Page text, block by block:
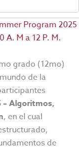
Program 2025
A. M a 12 P. M.
grado (12mo)
de la
– Algoritmos,
, en el cual
de